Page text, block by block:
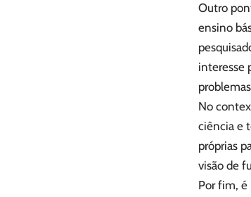
Outro
ensino
interesse
No
ciência e
próprias
visão de
Por fim, é